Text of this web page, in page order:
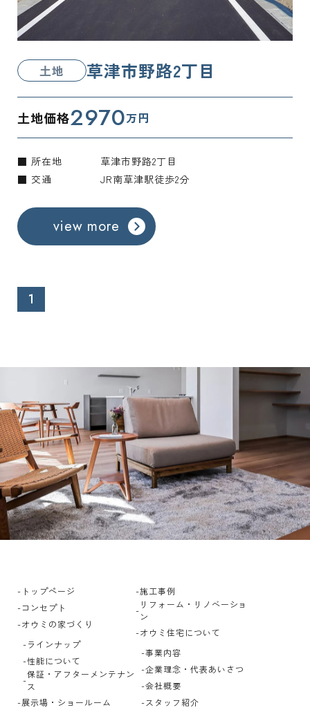
土地 草津市野路2丁目
土地価格2970万円
■ 所在地
草津市野路2丁目
■ 交通
JR南草津駅徒歩2分
view more
1
トップページ
コンセプト
オウミの家づくり
ラインナップ
性能について
保証・アフターメンテナン
ス
展示場・ショールーム
施工事例
リフォーム・リノベーショ
ン
オウミ住宅について
事業内容
企業理念・代表あいさつ
会社概要
スタッフ紹介